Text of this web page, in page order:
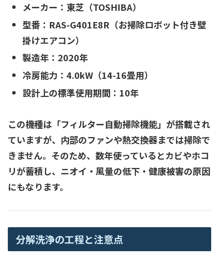
メーカー：東芝（TOSHIBA）
型番： RAS-G401E8R（お掃除ロボット付き壁
掛けエアコン）
製造年： 2020年
冷房能力：4.0kW（14-16畳用）
設計上の標準使用期間： 10年
この機種は「フィルター自動掃除機能」が搭載され
ていますが、 内部のファンや熱交換器までは掃除で
きません。そのため、数年使っているとカビやホコ
リが蓄積し、ニオイ・風量の低下・健康被害の原因
にもなります。
分解洗浄の工程と注意点